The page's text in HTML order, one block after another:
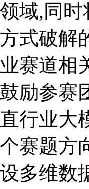
领域,同时
方式破解
业赛道相
鼓励参赛
直行业大
个赛题方
设多维数